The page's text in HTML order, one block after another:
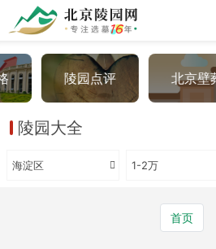
陵园点评 北京壁葬
陵园大全
海淀区 1-2万
首页